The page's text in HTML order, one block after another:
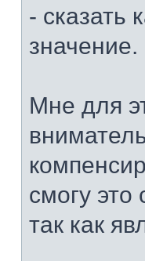
- сказать
значение.
Мне для
смогу
так как